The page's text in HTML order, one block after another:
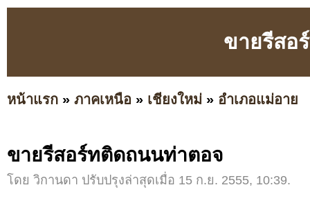
ขายรีสอ
หน้าแรก » ภาคเหนือ » เชียงใหม่ » อำเภอแม่อาย
ขายรีสอร์ทติดถนนท่าตอจ
โดย วิกานดา ปรับปรุงล่าสุดเมื่อ 15 ก.ย. 2555, 10:39.